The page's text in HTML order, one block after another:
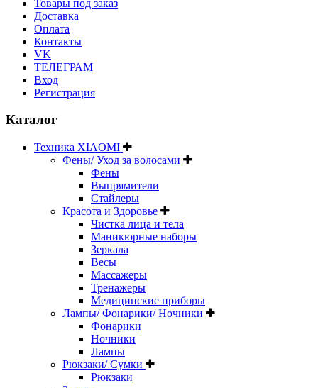
Товары под заказ
Доставка
Оплата
Контакты
VK
ТЕЛЕГРАМ
Вход
Регистрация
Каталог
Техника XIAOMI
Фены/ Уход за волосами
Фены
Выпрямители
Стайлеры
Красота и Здоровье
Чистка лица и тела
Маникюрные наборы
Зеркала
Весы
Массажеры
Тренажеры
Медицинские приборы
Лампы/ Фонарики/ Ночники
Фонарики
Ночники
Лампы
Рюкзаки/ Сумки
Рюкзаки